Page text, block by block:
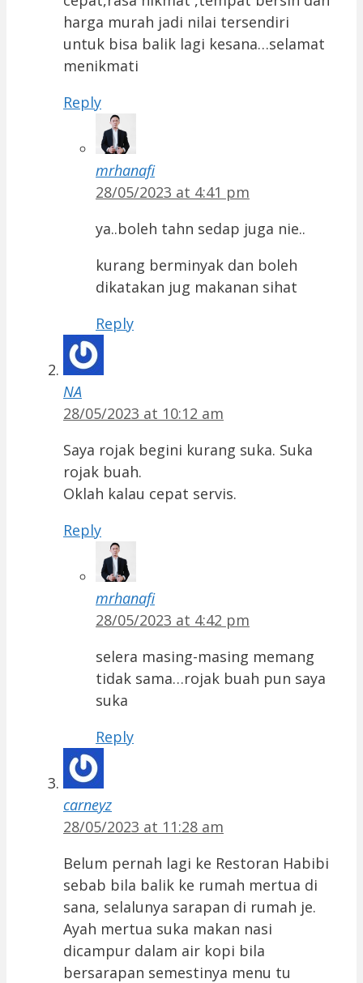
harga murah jadi nilai tersendiri
untuk bisa balik lagi kesana…selamat
menikmati
Reply
mrhanafi
28/05/2023 at 4:41 pm
ya..boleh tahn sedap juga nie..
kurang berminyak dan boleh
dikatakan jug makanan sihat
Reply
NA
28/05/2023 at 10:12 am
Saya rojak begini kurang suka. Suka
rojak buah.
Oklah kalau cepat servis.
Reply
mrhanafi
28/05/2023 at 4:42 pm
selera masing-masing memang
tidak sama…rojak buah pun saya
suka
Reply
carneyz
28/05/2023 at 11:28 am
Belum pernah lagi ke Restoran Habibi
sebab bila balik ke rumah mertua di
sana, selalunya sarapan di rumah je.
Ayah mertua suka makan nasi
dicampur dalam air kopi bila
bersarapan semestinya menu tu